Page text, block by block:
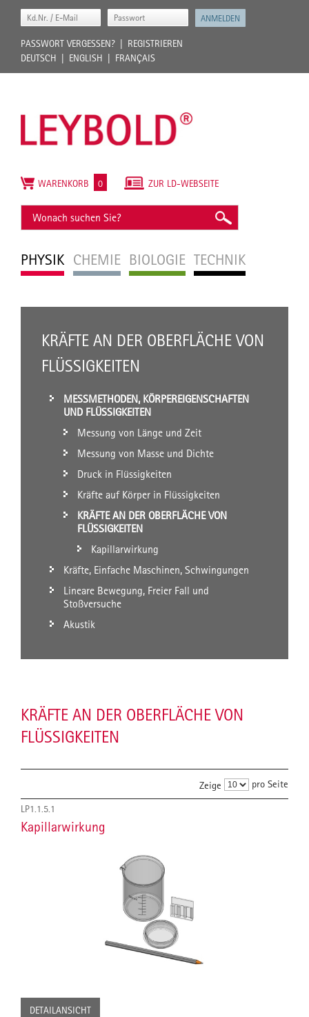
PASSWORT VERGESSEN?
REGISTRIEREN
DEUTSCH
ENGLISH FRANÇAIS
PHYSIK CHEMIE BIOLOGIE TECHNIK
ZUR LD-WEBSEITE
WARENKORB 0
KRÄFTE AN DER OBERFLÄCHE VON
FLÜSSIGKEITEN
MESSMETHODEN, KÖRPEREIGENSCHAFTEN
UND FLÜSSIGKEITEN
Messung von Länge und Zeit
Messung von Masse und Dichte
Druck in Flüssigkeiten
Kräfte auf Körper in Flüssigkeiten
KRÄFTE AN DER OBERFLÄCHE VON
FLÜSSIGKEITEN
Kapillarwirkung
Kräfte, Einfache Maschinen, Schwingungen
Lineare Bewegung, Freier Fall und
Stoßversuche
Akustik
KRÄFTE AN DER OBERFLÄCHE VON
FLÜSSIGKEITEN
Zeige pro Seite
LP1.1.5.1
Kapillarwirkung
DETAILANSICHT